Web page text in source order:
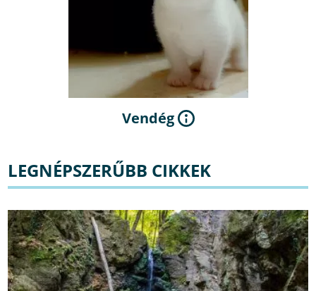
Vendég
LEGNÉPSZERŰBB CIKKEK